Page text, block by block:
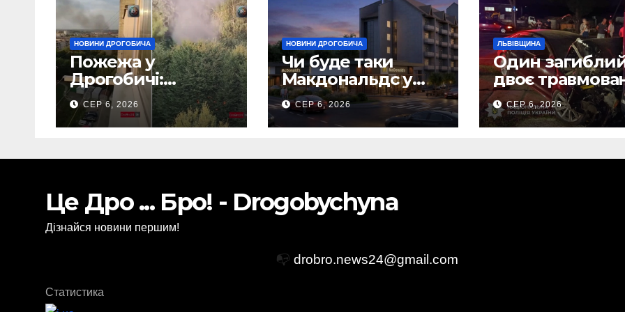
НОВИНИ ДРОГОБИЧА
Пожежа у
Дрогобичі:
Повідомляють що
горіло 5 гаражів
(Відео)
СЕР 6, 2026
НОВИНИ ДРОГОБИЧА
Чи буде таки
Макдональдс у
Дрогобичі? (Фото)
СЕР 6, 2026
ЛЬВІВЩИНА
Один
двоє
внаслідок ДТП
Самбірщині
СЕР 6, 2026
Це Дро ... Бро! - Drogobychyna
Дізнайся новини першим!
📭 drobro.news24@gmail.com
Статистика